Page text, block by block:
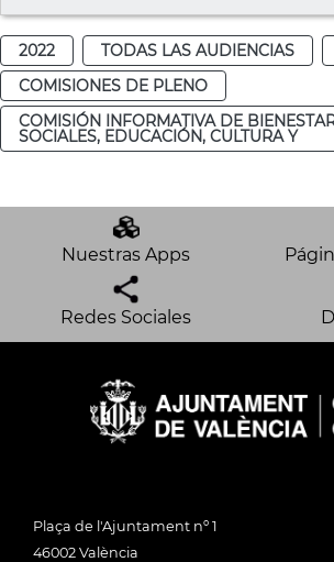
2022 TODAS LAS AUDIENCIAS
COMISIONES DE PLENO
COMISIÓN INFORMATIVA DE
SOCIALES, EDUCACIÓN, CULTURA Y
Nuestras Apps
Redes Sociales
Plaça de l'Ajuntament nº 1
46002 València